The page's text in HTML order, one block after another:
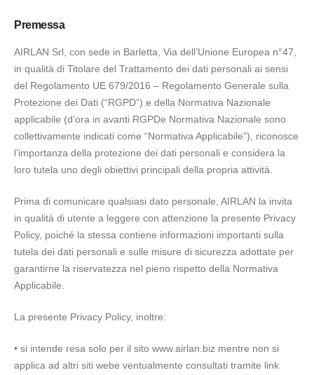
Premessa
AIRLAN Srl, con sede in Barletta, Via dell’Unione Europea n°47,
in qualità di Titolare del Trattamento dei dati personali ai sensi
del Regolamento UE 679/2016 – Regolamento Generale sulla
Protezione dei Dati (“RGPD”) e della Normativa Nazionale
applicabile (d’ora in avanti RGPDe Normativa Nazionale sono
collettivamente indicati come “Normativa Applicabile”), riconosce
l’importanza della protezione dei dati personali e considera la
loro tutela uno degli obiettivi principali della propria attività.
Prima di comunicare qualsiasi dato personale, AIRLAN la invita
in qualità di utente a leggere con attenzione la presente Privacy
Policy, poiché la stessa contiene informazioni importanti sulla
tutela dei dati personali e sulle misure di sicurezza adottate per
garantirne la riservatezza nel pieno rispetto della Normativa
Applicabile.
La presente Privacy Policy, inoltre:
• si intende resa solo per il sito www.airlan.biz mentre non si
applica ad altri siti webe ventualmente consultati tramite link